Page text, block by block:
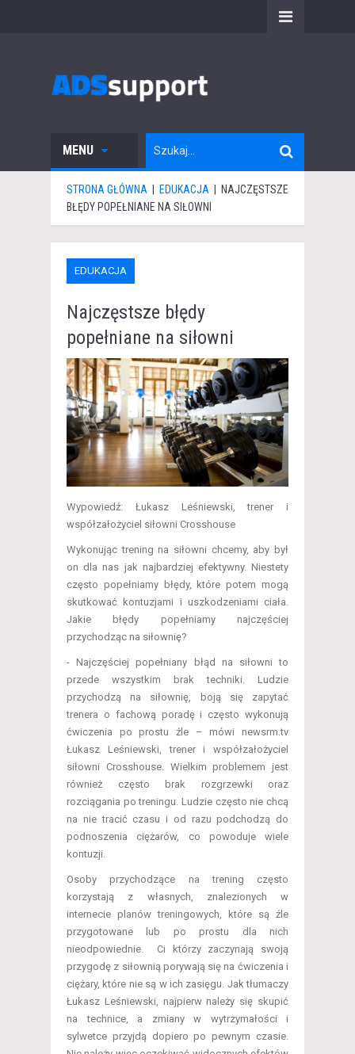
MENU
STRONA GŁÓWNA EDUKACJA
NAJCZĘSTSZE
BŁĘDY POPEŁNIANE NA SIŁOWNI
EDUKACJA
Najczęstsze błędy
popełniane na siłowni
Wypowiedź: Łukasz Leśniewski, trener i
współzałożyciel siłowni Crosshouse
Wykonując trening na siłowni chcemy, aby był
on dla nas jak najbardziej efektywny. Niestety
często popełniamy błędy, które potem mogą
skutkować kontuzjami i uszkodzeniami ciała.
Jakie błędy popełniamy najczęściej
przychodząc na siłownię?
- Najczęściej popełniany błąd na siłowni to
przede wszystkim brak techniki. Ludzie
przychodzą na siłownię, boją się zapytać
trenera o fachową poradę i często wykonują
ćwiczenia po prostu źle – mówi newsrm.tv
Łukasz Leśniewski, trener i współzałożyciel
siłowni Crosshouse. Wielkim problemem jest
również często brak rozgrzewki oraz
rozciągania po treningu. Ludzie często nie chcą
na nie tracić czasu i od razu podchodzą do
podnoszenia ciężarów, co powoduje wiele
kontuzji.
Osoby przychodzące na trening często
korzystają z własnych, znalezionych w
internecie planów treningowych, które są źle
przygotowane lub po prostu dla nich
nieodpowiednie. Ci którzy zaczynają swoją
przygodę z siłownią porywają się na ćwiczenia i
ciężary, które nie są w ich zasięgu. Jak tłumaczy
Łukasz Leśniewski, najpierw należy się skupić
na technice, a zmiany w wytrzymałości i
sylwetce przyjdą dopiero po pewnym czasie.